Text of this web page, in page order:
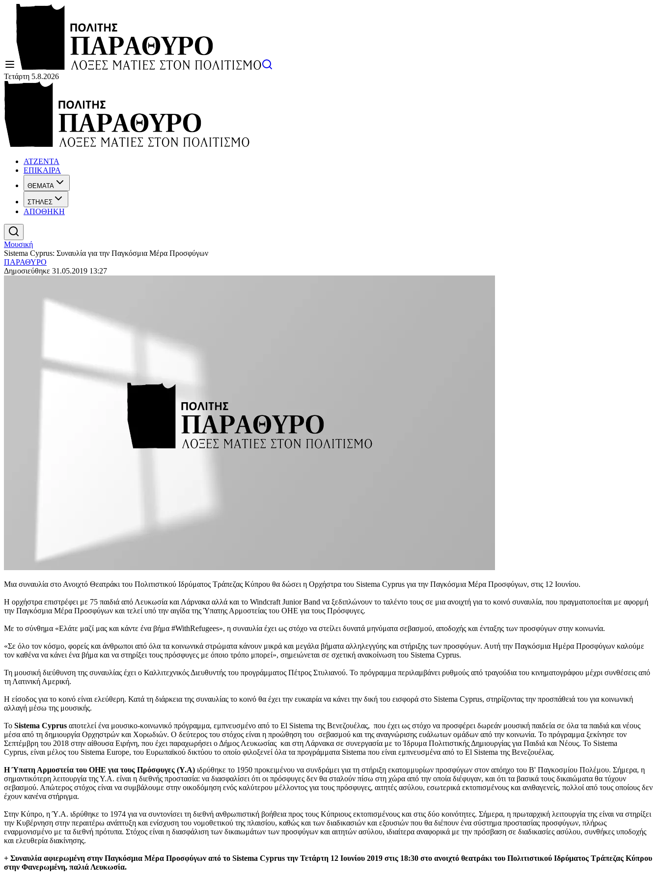
Τετάρτη 5.8.2026
ΑΤΖΕΝΤΑ
ΕΠΙΚΑΙΡΑ
ΘΕΜΑΤΑ
ΣΤΗΛΕΣ
ΑΠΟΘΗΚΗ
Μουσική
Sistema Cyprus: Συναυλία για την Παγκόσμια Μέρα Προσφύγων
ΠΑΡΑΘΥΡΟ
Δημοσιεύθηκε 31.05.2019 13:27
Μια συναυλία στο Ανοιχτό Θεατράκι του Πολιτιστικού Ιδρύματος Τράπεζας Κύπρου θα δώσει η Ορχήστρα του Sistema Cyprus για την Παγκόσμια Μέρα Προσφύγων, στις 12 Ιουνίου.
Η ορχήστρα επιστρέφει με 75 παιδιά από Λευκωσία και Λάρνακα αλλά και το Windcraft Junior Band να ξεδιπλώνουν το ταλέντο τους σε μια ανοιχτή για το κοινό συναυλία, που πραγματοποείται με αφορμή
την Παγκόσμια Μέρα Προσφύγων και τελεί υπό την αιγίδα της Ύπατης Αρμοστείας του ΟΗΕ για τους Πρόσφυγες.
Με το σύνθημα «Ελάτε μαζί μας και κάντε ένα βήμα #WithRefugees», η συναυλία έχει ως στόχο να στείλει δυνατά μηνύματα σεβασμού, αποδοχής και ένταξης των προσφύγων στην κοινωνία.
«Σε όλο τον κόσμο, φορείς και άνθρωποι από όλα τα κοινωνικά στρώματα κάνουν μικρά και μεγάλα βήματα αλληλεγγύης και στήριξης των προσφύγων. Αυτή την Παγκόσμια Ημέρα Προσφύγων καλούμε
τον καθένα να κάνει ένα βήμα και να στηρίξει τους πρόσφυγες με όποιο τρόπο μπορεί», σημειώνεται σε σχετική ανακοίνωση του Sistema Cyprus.
Τη μουσική διεύθυνση της συναυλίας έχει ο Καλλιτεχνικός Διευθυντής του προγράμματος Πέτρος Στυλιανού. Το πρόγραμμα περιλαμβάνει ρυθμούς από τραγούδια του κινηματογράφου μέχρι συνθέσεις από
τη Λατινική Αμερική.
Η είσοδος για το κοινό είναι ελεύθερη. Κατά τη διάρκεια της συναυλίας το κοινό θα έχει την ευκαιρία να κάνει την δική του εισφορά στο Sistema Cyprus, στηρίζοντας την προσπάθειά του για κοινωνική
αλλαγή μέσω της μουσικής.
Το Sistema Cyprus αποτελεί ένα μουσικο-κοινωνικό πρόγραμμα, εμπνευσμένο από το El Sistema της Βενεζουέλας, που έχει ως στόχο να προσφέρει δωρεάν μουσική παιδεία σε όλα τα παιδιά και νέους
μέσα από τη δημιουργία Ορχηστρών και Χορωδιών. Ο δεύτερος του στόχος είναι η προώθηση του σεβασμού και της αναγνώρισης ευάλωτων ομάδων από την κοινωνία. Το πρόγραμμα ξεκίνησε τον
Σεπτέμβρη του 2018 στην αίθουσα Ειρήνη, που έχει παραχωρήσει ο Δήμος Λευκωσίας και στη Λάρνακα σε συνεργασία με το Ίδρυμα Πολιτιστικής Δημιουργίας για Παιδιά και Νέους. To Sistema
Cyprus, είναι μέλος του Sistema Europe, του Ευρωπαϊκού δικτύου το οποίο φιλοξενεί όλα τα προγράμματα Sistema που είναι εμπνευσμένα από το El Sistema της Βενεζουέλας.
Η Ύπατη Αρμοστεία του ΟΗΕ για τους Πρόσφυγες (Υ.Α) ιδρύθηκε το 1950 προκειμένου να συνδράμει για τη στήριξη εκατομμυρίων προσφύγων στον απόηχο του Β' Παγκοσμίου Πολέμου. Σήμερα, η
σημαντικότερη λειτουργία της Υ.Α. είναι η διεθνής προστασία: να διασφαλίσει ότι οι πρόσφυγες δεν θα σταλούν πίσω στη χώρα από την οποία διέφυγαν, και ότι τα βασικά τους δικαιώματα θα τύχουν
σεβασμού. Απώτερος στόχος είναι να συμβάλουμε στην οικοδόμηση ενός καλύτερου μέλλοντος για τους πρόσφυγες, αιτητές ασύλου, εσωτερικά εκτοπισμένους και ανιθαγενείς, πολλοί από τους οποίους δεν
έχουν κανένα στήριγμα.
Στην Κύπρο, η Ύ.Α. ιδρύθηκε το 1974 για να συντονίσει τη διεθνή ανθρωπιστική βοήθεια προς τους Κύπριους εκτοπισμένους και στις δύο κοινότητες. Σήμερα, η πρωταρχική λειτουργία της είναι να στηρίξει
την Κυβέρνηση στην περαιτέρω ανάπτυξη και ενίσχυση του νομοθετικού της πλαισίου, καθώς και των διαδικασιών και εξουσιών που θα διέπουν ένα σύστημα προστασίας προσφύγων, πλήρως
εναρμονισμένο με τα διεθνή πρότυπα. Στόχος είναι η διασφάλιση των δικαιωμάτων των προσφύγων και αιτητών ασύλου, ιδιαίτερα αναφορικά με την πρόσβαση σε διαδικασίες ασύλου, συνθήκες υποδοχής
και ελευθερία διακίνησης.
+ Συναυλία αφιερωμένη στην Παγκόσμια Μέρα Προσφύγων από το Sistema Cyprus την Τετάρτη 12 Ιουνίου 2019 στις 18:30 στο ανοιχτό θεατράκι του Πολιτιστικού Ιδρύματος Τράπεζας Κύπρου
στην Φανερωμένη, παλιά Λευκωσία.